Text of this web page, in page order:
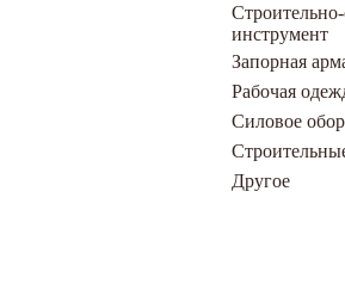
инструмент
Запорная
Рабочая
Силовое
Другое